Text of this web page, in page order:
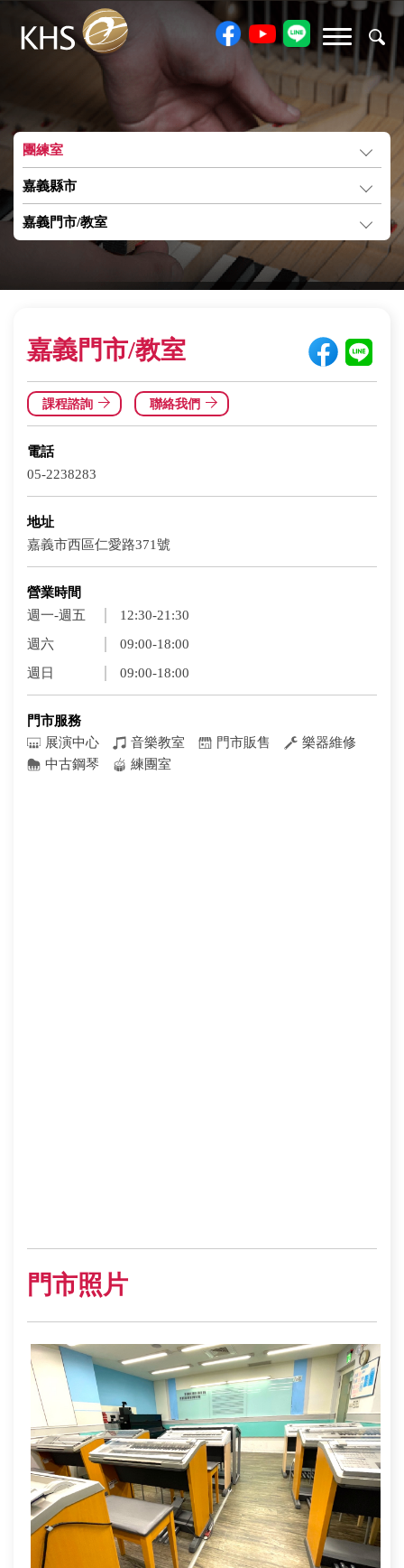
團練室
嘉義縣市
嘉義門市/教室
嘉義門市/教室
課程諮詢 聯絡我們
電話
05-2238283
地址
嘉義市西區仁愛路371號
營業時間
週一-週五
12:30-21:30
週六
09:00-18:00
週日
09:00-18:00
門市服務
展演中心
音樂教室 門市販售
樂器維修
中古鋼琴
練團室
門市照片